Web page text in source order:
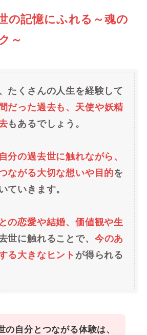
の記憶にふれる～魂の
～
たくさんの人生を経験して
だった過去も、天使や妖精
もあるでしょう。
自分の過去世に触れながら、
ながる大切な想いや目的を
ていきます。
の恋愛や結婚、価値観や生
世に触れることで、 今のあ
る大きなヒント が得られる
の自分とつながる体験は、